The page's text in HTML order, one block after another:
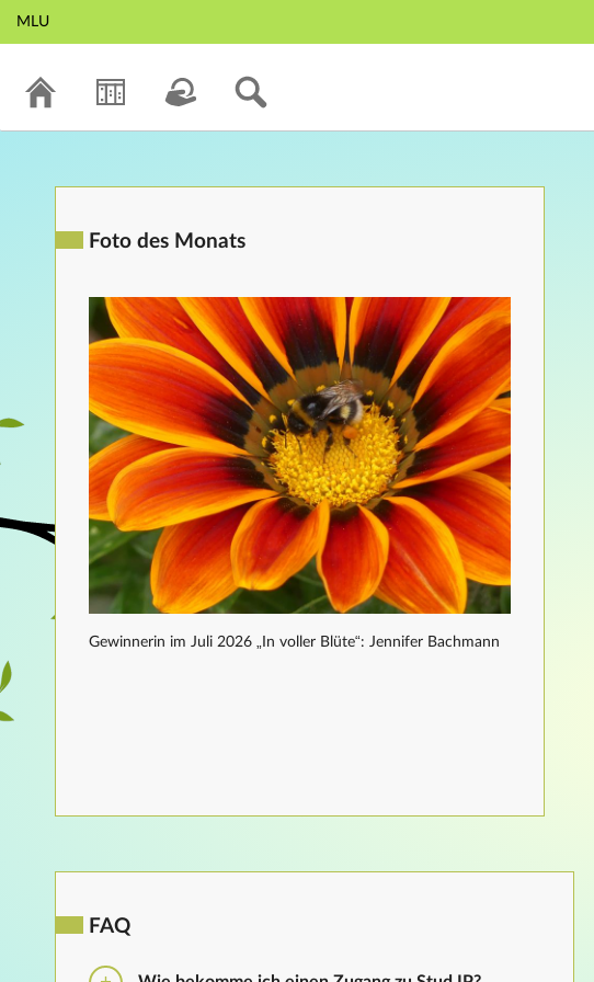
MLU
Foto des Monats
Gewinnerin im Juli 2026 „In voller Blüte“: Jennifer Bachmann
FAQ